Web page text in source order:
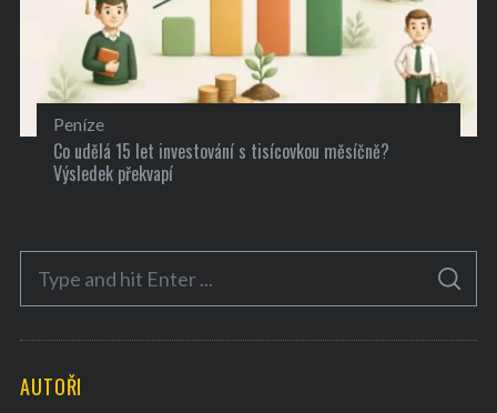
Peníze
Co udělá 15 let investování s tisícovkou měsíčně?
Výsledek překvapí
c
S
A
C
AUTOŘI